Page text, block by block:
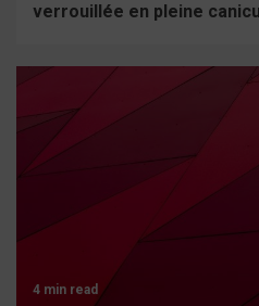
verrouillée en pleine
4 min read